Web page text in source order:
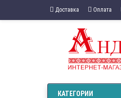
Доставка Оплата
КАТЕГОРИИ